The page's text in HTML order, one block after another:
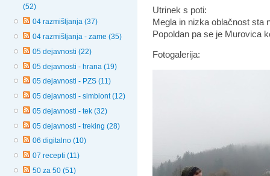
(52)
04 razmišljanja (37)
04 razmišljanja - zame (35)
05 dejavnosti (22)
05 dejavnosti - hrana (19)
05 dejavnosti - PZS (11)
05 dejavnosti - simbiont (12)
05 dejavnosti - tek (32)
05 dejavnosti - treking (28)
06 digitalno (10)
07 recepti (11)
50 za 50 (51)
Utrinek s poti:
Megla in nizka oblačnost sta
Popoldan pa se je Murovica
Fotogalerija: